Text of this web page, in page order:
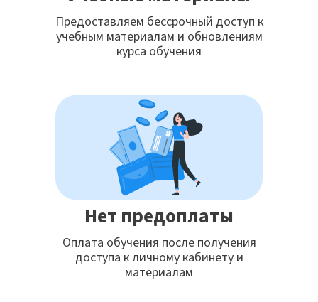
Предоставляем бессрочный доступ к
учебным материалам и обновлениям
курса обучения
Нет предоплаты
Оплата обучения после получения
доступа к личному кабинету и
материалам